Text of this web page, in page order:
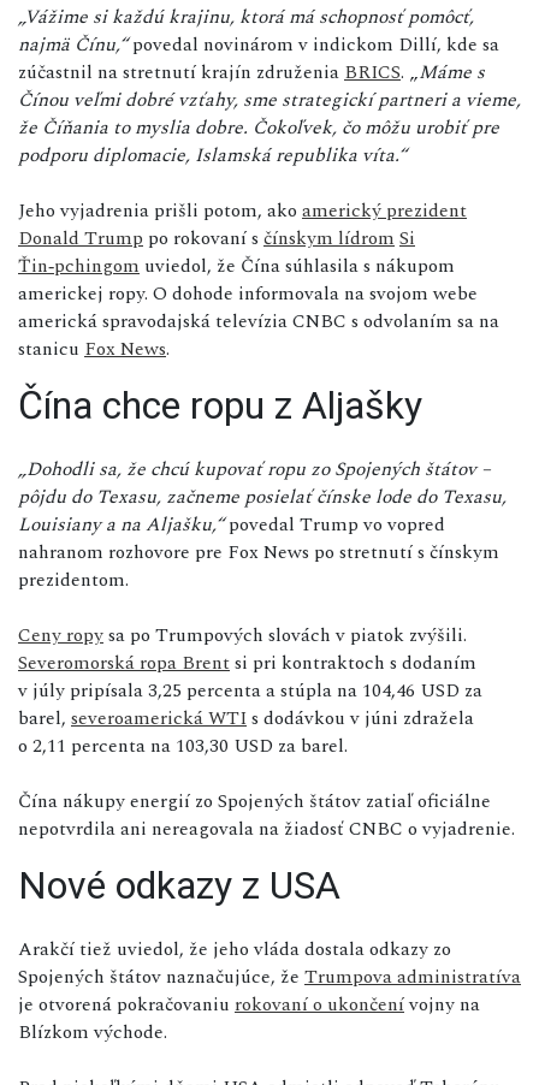
„Vážime si každú krajinu, ktorá má schopnosť pomôcť,
najmä Čínu,“povedal novinárom v indickom Dillí, kde sa
zúčastnil na stretnutí krajín združenia BRICS. „Máme s
Čínou veľmi dobré vzťahy, sme strategickí partneri a vieme,
že Číňania to myslia dobre. Čokoľvek, čo môžu urobiť pre
podporu diplomacie, Islamská republika víta.“
Jeho vyjadrenia prišli potom, ako americký prezident
Donald Trump po rokovaní s čínskym lídrom Si
Ťin‑pchingom uviedol, že Čína súhlasila s nákupom
americkej ropy. O dohode informovala na svojom webe
americká spravodajská televízia CNBC s odvolaním sa na
stanicu Fox News.
Čína chce ropu z Aljašky
„Dohodli sa, že chcú kupovať ropu zo Spojených štátov –
pôjdu do Texasu, začneme posielať čínske lode do Texasu,
Louisiany a na Aljašku,“povedal Trump vo vopred
nahranom rozhovore pre Fox News po stretnutí s čínskym
prezidentom.
Ceny ropysa po Trumpových slovách v piatok zvýšili.
Severomorská ropa Brentsi pri kontraktoch s dodaním
v júly pripísala 3,25 percenta a stúpla na 104,46 USD za
barel, severoamerická WTIs dodávkou v júni zdražela
o 2,11 percenta na 103,30 USD za barel.
Čína nákupy energií zo Spojených štátov zatiaľ oficiálne
nepotvrdila ani nereagovala na žiadosť CNBC o vyjadrenie.
Nové odkazy z USA
Arakčí tiež uviedol, že jeho vláda dostala odkazy zo
Spojených štátov naznačujúce, že Trumpova administratíva
je otvorená pokračovaniu rokovaní o ukončenívojny na
Blízkom východe.